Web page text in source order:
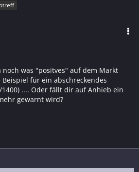
was "positves" auf dem Markt
für ein abschreckendes
1400) .... Oder fällt dir auf Anhieb ein
gewarnt wird?